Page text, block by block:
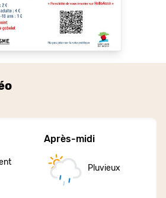
Après-midi
Pluvieux